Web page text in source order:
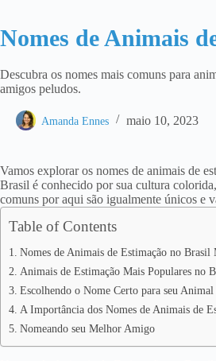
Nomes de Animais
Descubra os nomes mais comuns para
amigos peludos.
Amanda Ennes maio 10, 2023
Vamos explorar os nomes de animais de
Brasil é conhecido por sua cultura
comuns por aqui são igualmente únicos e
Table of Contents
Nomes de Animais de Estimação no Brasil
Animais de Estimação Mais Populares no
Escolhendo o Nome Certo para seu Animal
A Importância dos Nomes de Animais de
Nomeando seu Melhor Amigo